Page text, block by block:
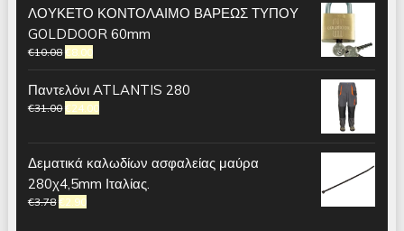
ΛΟΥΚΕΤΟ ΚΟΝΤΟΛΑΙΜΟ ΒΑΡΕΩΣ ΤΥΠΟΥ
GOLDDOOR 60mm
€10.08 €8.00
Παντελόνι ATLANTIS 280
€31.00 €24.00
Δεματικά καλωδίων ασφαλείας μαύρα
280χ4,5mm Ιταλίας.
€3.78 €2.90